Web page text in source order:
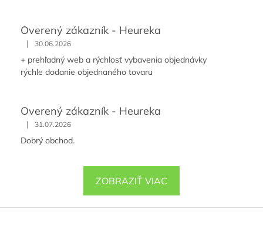
Overený zákazník - Heureka
| 30.06.2026
+ prehľadný web a rýchlosť vybavenia objednávky
rýchle dodanie objednaného tovaru
Overený zákazník - Heureka
| 31.07.2026
Dobrý obchod.
ZOBRAZIŤ VIAC
Z